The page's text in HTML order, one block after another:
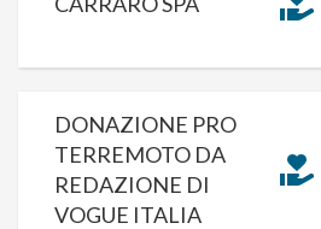
DONAZIONE PRO
TERREMOTO DA
REDAZIONE DI
VOGUE ITALIA